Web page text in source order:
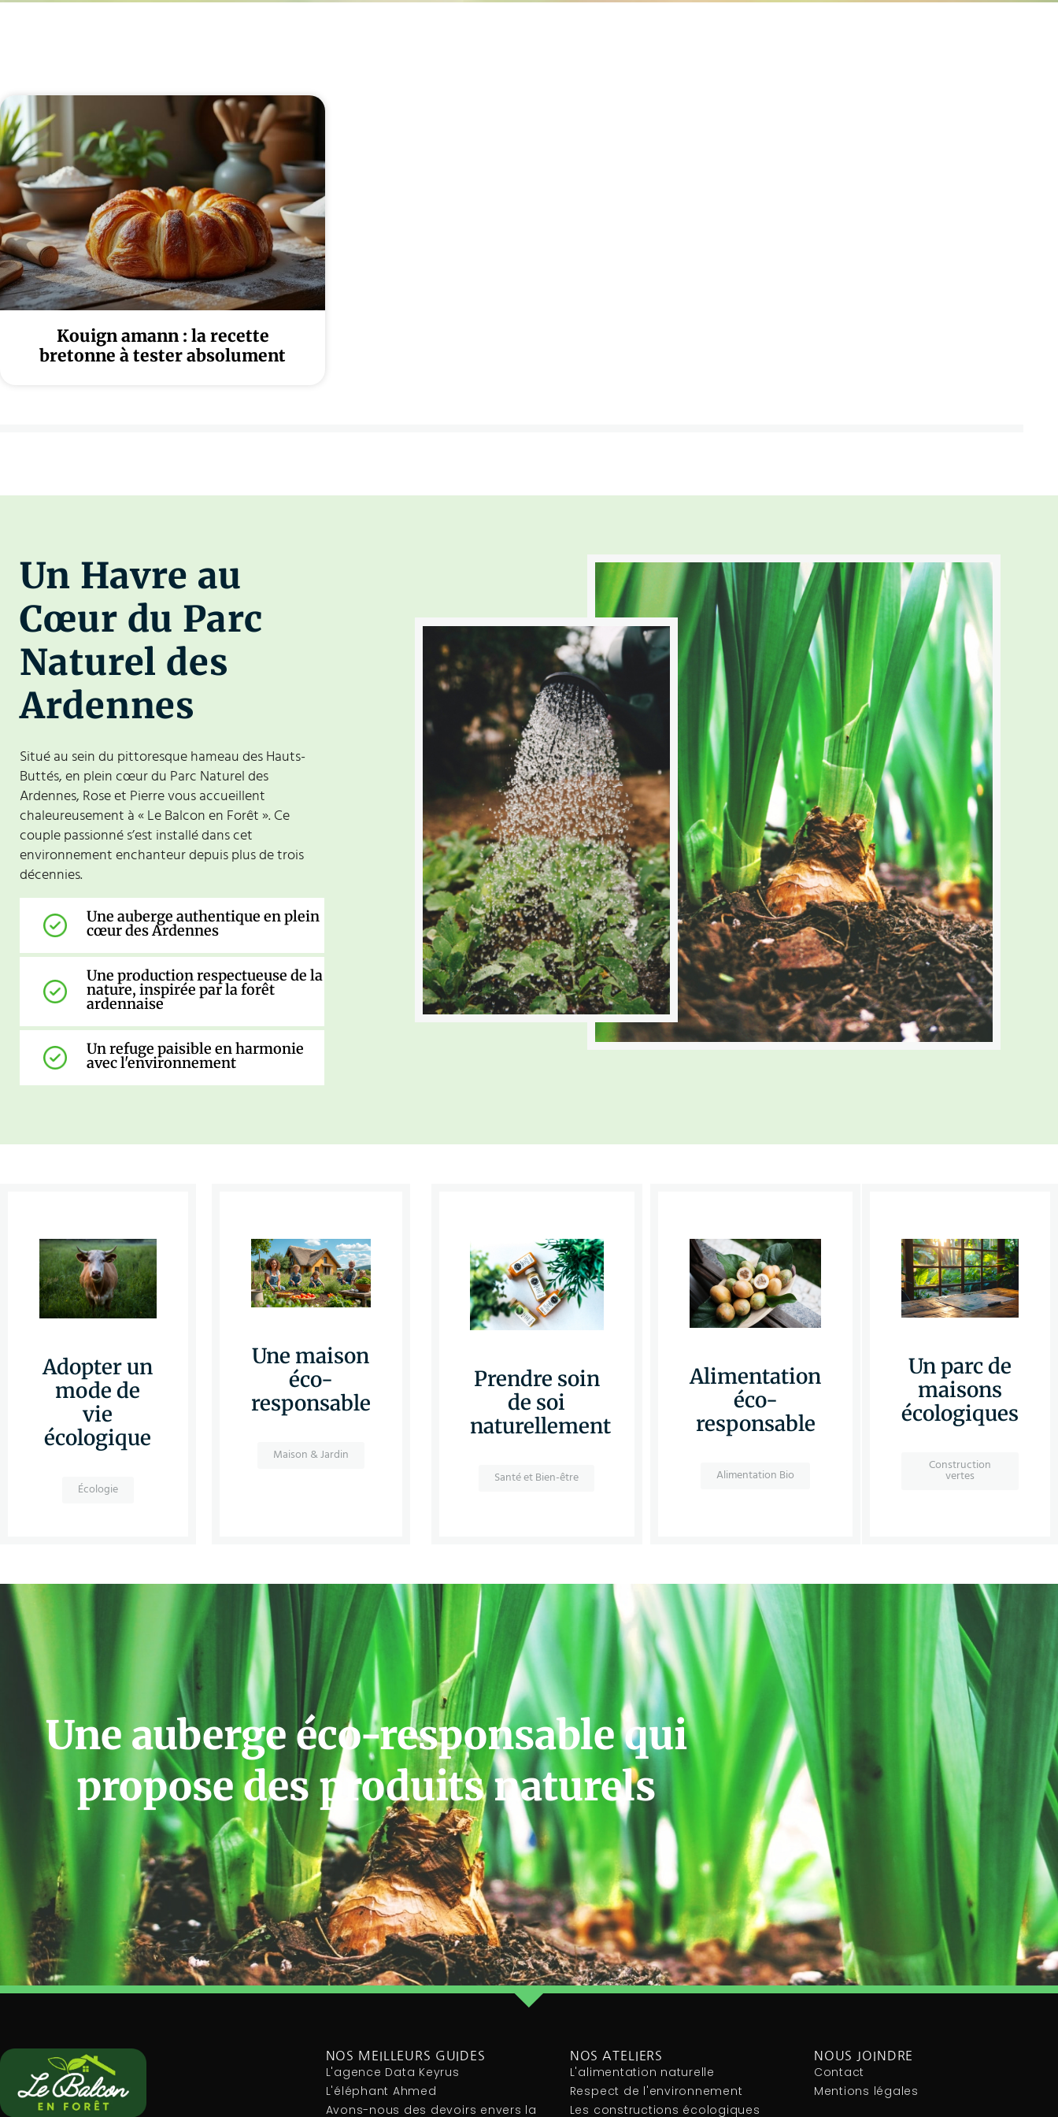
Kouign amann : la recette
bretonne à tester absolument
Un Havre au
Cœur du Parc
Naturel des
Ardennes
Situé au sein du pittoresque hameau des Hauts-
Buttés, en plein cœur du Parc Naturel des
Ardennes, Rose et Pierre vous accueillent
chaleureusement à « Le Balcon en Forêt ». Ce
couple passionné s’est installé dans cet
environnement enchanteur depuis plus de trois
décennies.
Une auberge authentique en plein
cœur des Ardennes
Une production respectueuse de la
nature, inspirée par la forêt
ardennaise
Un refuge paisible en harmonie
avec l'environnement
Adopter un
mode de
vie
écologique
Écologie
Une maison
éco-
responsable
Maison & Jardin
Prendre soin
de soi
naturellement
Santé et Bien-être
Alimentation
éco-
responsable
Alimentation Bio
Un parc de
maisons
écologiques
Construction
vertes
Une auberge éco-responsable qui
propose des produits naturels
NOS MEILLEURS GUIDES
L'agence Data Keyrus
L'éléphant Ahmed
Avons-nous des devoirs envers la
NOS ATELIERS
L'alimentation naturelle
Respect de l'environnement
Les constructions écologiques
NOUS JOINDRE
Contact
Mentions légales